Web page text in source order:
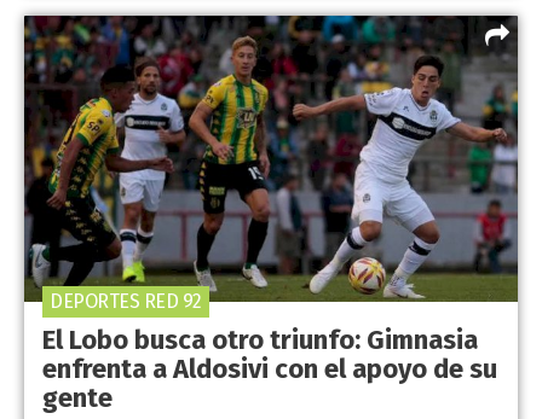
El Lobo busca otro triunfo: Gimnasia
enfrenta a Aldosivi con el apoyo de su
gente
DEPORTES RED 92